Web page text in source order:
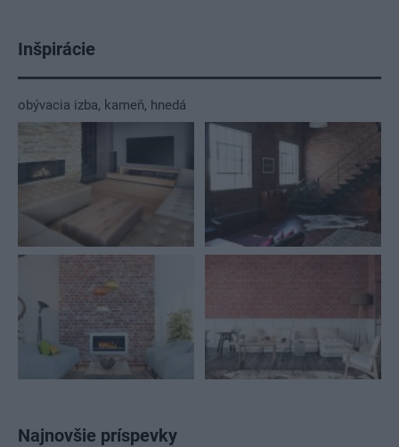
Inšpirácie
obývacia izba, kameň, hnedá
Najnovšie príspevky